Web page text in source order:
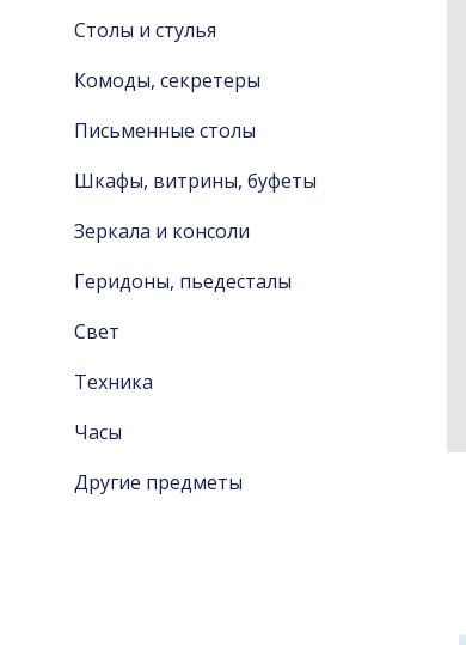
Столы и стулья
Комоды, секретеры
Письменные столы
Шкафы, витрины, буфеты
Зеркала и консоли
Геридоны, пьедесталы
Свет
Техника
Часы
Другие предметы